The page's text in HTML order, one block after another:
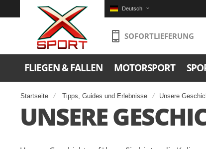
Deutsch
SOFORTLIEFERUNG
FLIEGEN & FALLEN MOTORSPORT
Startseite Tipps, Guides und Erlebnisse Unsere
UNSERE